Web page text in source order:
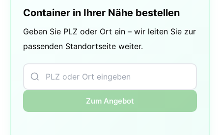
Container in Ihrer Nähe bestellen
Geben Sie PLZ oder Ort ein – wir leiten Sie zur
passenden Standortseite weiter.
Zum Angebot